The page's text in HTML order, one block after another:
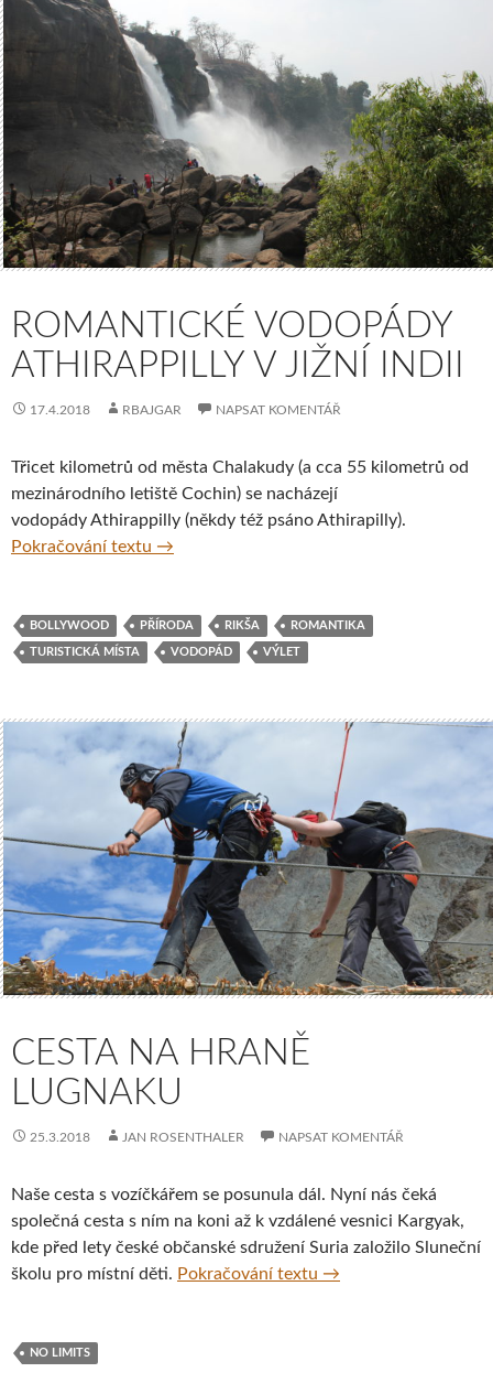
ROMANTICKÉ VODOPÁDY
ATHIRAPPILLY V JIŽNÍ INDII
17.4.2018 RBAJGAR NAPSAT KOMENTÁŘ
Třicet kilometrů od města Chalakudy (a cca 55 kilometrů od
mezinárodního letiště Cochin) se nacházejí
vodopády Athirappilly (někdy též psáno Athirapilly).
Pokračování textu Romantické vodopády Athirappilly v jižní
→
BOLLYWOOD PŘÍRODA RIKŠA ROMANTIKA
TURISTICKÁ MÍSTA VODOPÁD VÝLET
CESTA NA HRANĚ
LUGNAKU
25.3.2018 JAN ROSENTHALER NAPSAT KOMENTÁŘ
Naše cesta s vozíčkářem se posunula dál. Nyní nás čeká
společná cesta s ním na koni až k vzdálené vesnici Kargyak,
kde před lety české občanské sdružení Suria založilo Sluneční
školu pro místní děti. Pokračování textu Cesta na hraně
→
NO LIMITS